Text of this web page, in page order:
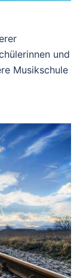
und
Musikschule